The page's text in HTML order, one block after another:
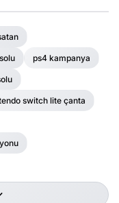
ps4 kampanya
switch lite çanta